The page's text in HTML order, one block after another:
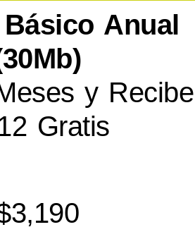
Anual
y Recibe
Gratis